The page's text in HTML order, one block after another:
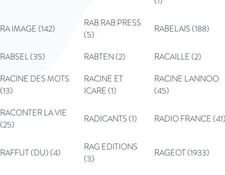
RA IMAGE (142)
RAB RAB PRESS
(5)
RABELAIS (188)
RABSEL (35) RABTEN (2)
RACAILLE (2)
RACINE DES MOTS
(13)
RACINE ET
ICARE (1)
RACINE LANNOO
(45)
RACONTER LA VIE
(25)
RADICANTS (1) RADIO FRANCE
RAFFUT (DU) (4)
RAG EDITIONS
(3)
RAGEOT (1933)